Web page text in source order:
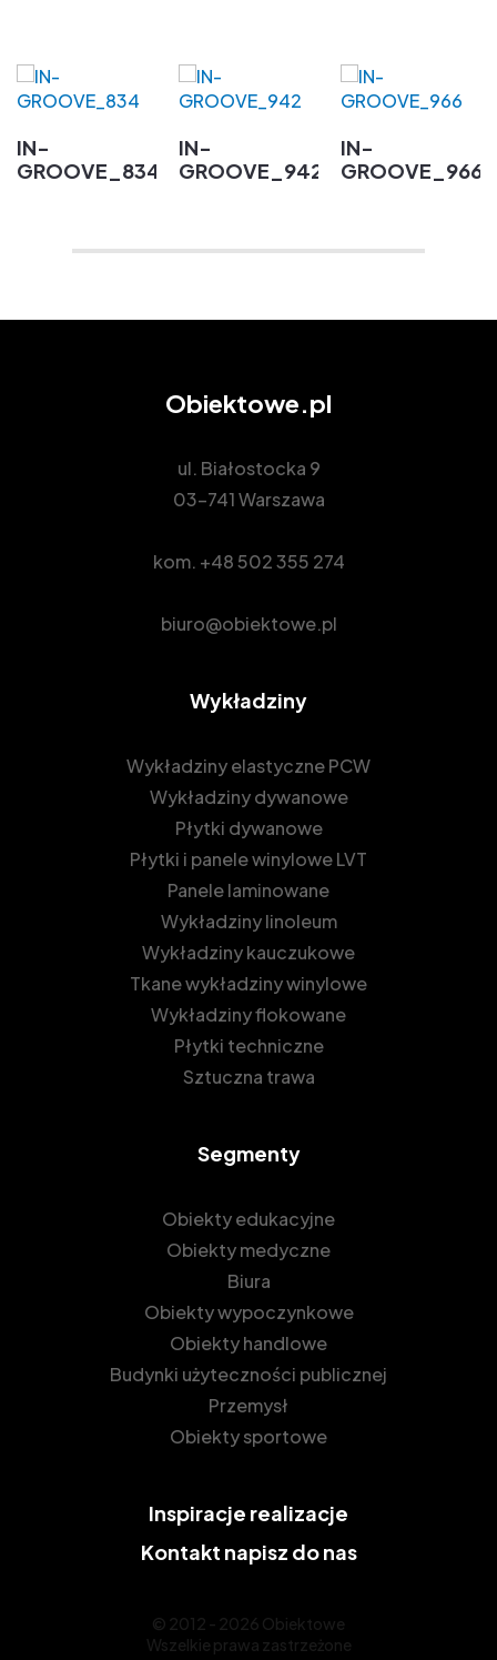
IN-
GROOVE_834
IN-
GROOVE_942
IN-
GROOVE_966
Obiektowe.pl
ul. Białostocka 9
03-741 Warszawa
kom. +48 502 355 274
biuro@obiektowe.pl
Wykładziny
Wykładziny elastyczne PCW
Wykładziny dywanowe
Płytki dywanowe
Płytki i panele winylowe LVT
Panele laminowane
Wykładziny linoleum
Wykładziny kauczukowe
Tkane wykładziny winylowe
Wykładziny flokowane
Płytki techniczne
Sztuczna trawa
Segmenty
Obiekty edukacyjne
Obiekty medyczne
Biura
Obiekty wypoczynkowe
Obiekty handlowe
Budynki użyteczności publicznej
Przemysł
Obiekty sportowe
Inspiracje realizacje
Kontakt napisz do nas
© 2012 - 2026 Obiektowe
Wszelkie prawa zastrzeżone